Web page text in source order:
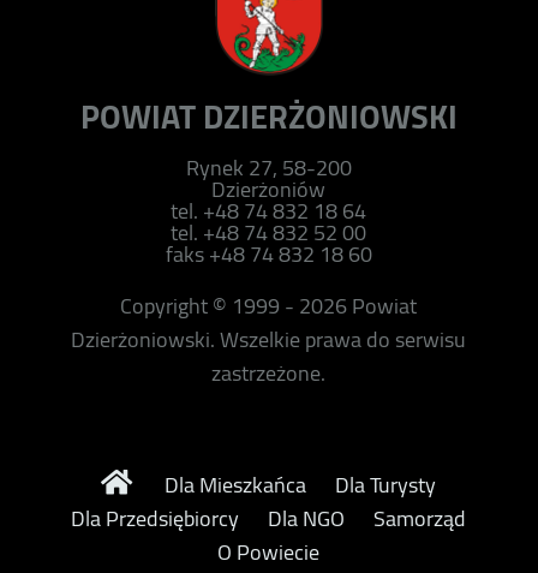
POWIAT DZIERŻONIOWSKI
Rynek 27, 58-200
Dzierżoniów
tel. +48 74 832 18 64
tel. +48 74 832 52 00
faks +48 74 832 18 60
Copyright © 1999 - 2026 Powiat
Dzierżoniowski. Wszelkie prawa do serwisu
zastrzeżone.
Dla Mieszkańca
Dla Turysty
Dla Przedsiębiorcy
Dla NGO
Samorząd
O Powiecie